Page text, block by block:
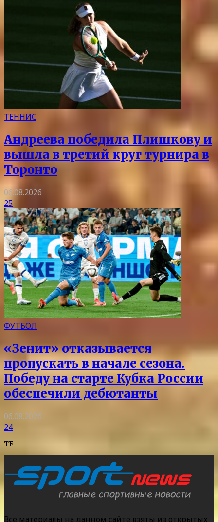
ТЕННИС
Андреева победила Плишкову и
вышла в третий круг турнира в
Торонто
06.08.2026
25
ФУТБОЛ
«Зенит» отказывается
пропускать в начале сезона.
Победу на старте Кубка России
обеспечили дебютанты
06.08.2026
24
TF
Все материалы на данном сайте взяты из открытых